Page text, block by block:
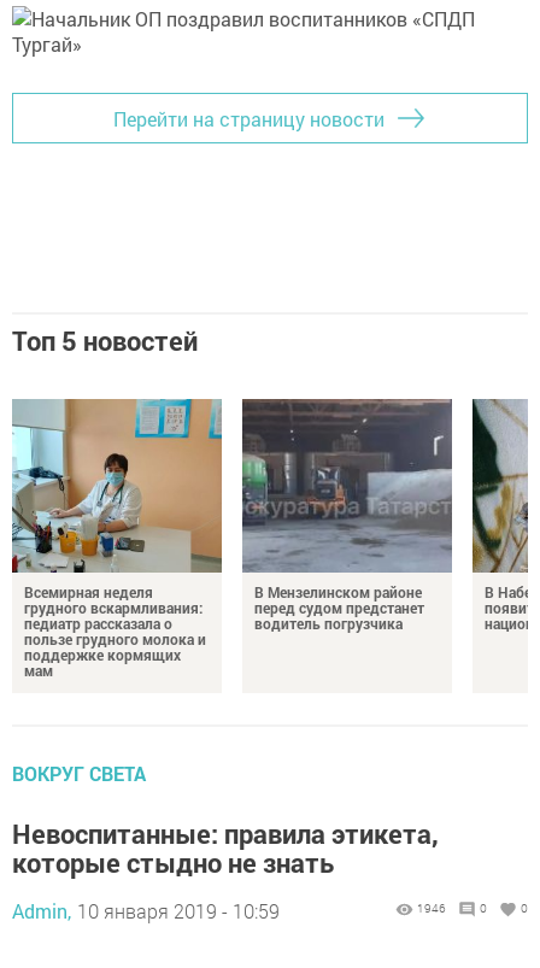
Перейти на страницу новости
Топ 5 новостей
Всемирная неделя
грудного вскармливания:
педиатр рассказала о
пользе грудного молока и
поддержке кормящих
мам
В Мензелинском районе
перед судом предстанет
водитель погрузчика
В
ВОКРУГ СВЕТА
Невоспитанные: правила этикета,
которые стыдно не знать
Admin, 10 января 2019 - 10:59 1946 0 0